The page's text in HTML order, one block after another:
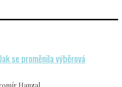
se proměnila výběrová